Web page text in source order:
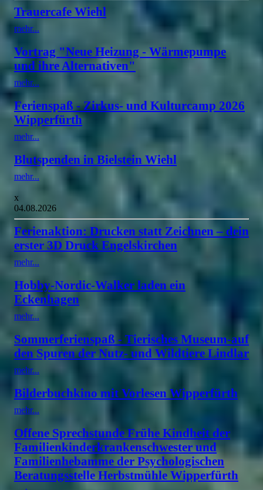
Trauercafe Wiehl
mehr...
Vortrag "Neue Heizung - Wärmepumpe
und ihre Alternativen"
mehr...
Ferienspaß - Zirkus- und Kulturcamp 2026
Wipperfürth
mehr...
Blutspenden in Bielstein Wiehl
mehr...
x
04.08.2026
Ferienaktion: Drucken statt Zeichnen – dein
erster 3D Druck Engelskirchen
mehr...
Hobby-Nordic-Walker laden ein
Eckenhagen
mehr...
Sommerferienspaß - Tierisches Museum-auf
den Spuren der Nutz- und Wildtiere Lindlar
mehr...
Bilderbuchkino mit Vorlesen Wipperfürth
mehr...
Offene Sprechstunde Frühe Kindheit der
Familienkinderkrankenschwester und
Familienhebamme der Psychologischen
Beratungsstelle Herbstmühle Wipperfürth